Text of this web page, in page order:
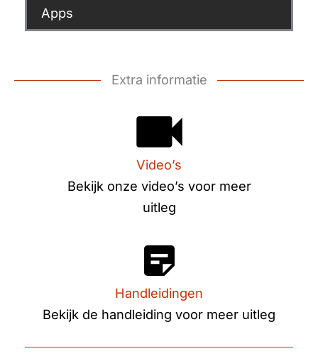
Apps
Extra informatie
Video’s
Bekijk onze video’s voor meer
uitleg
Handleidingen
Bekijk de handleiding voor meer uitleg